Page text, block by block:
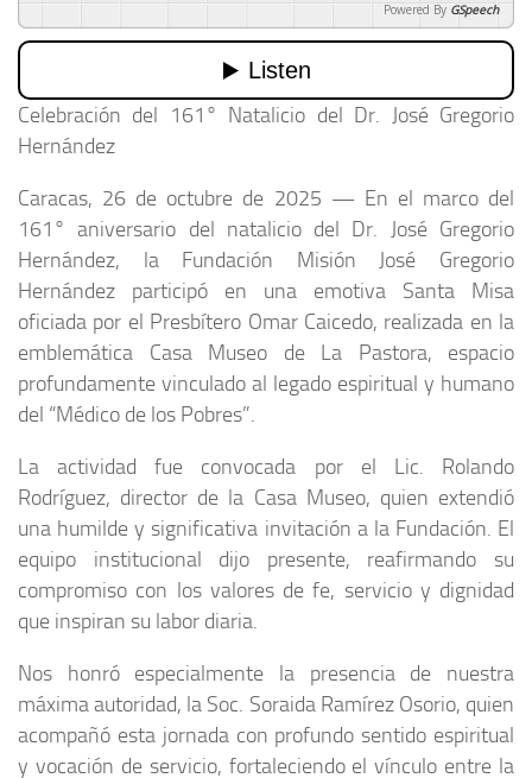
Powered By GSpeech
Celebración del 161° Natalicio del Dr. José Gregorio
Hernández
Caracas, 26 de octubre de 2025 — En el marco del
161° aniversario del natalicio del Dr. José Gregorio
Hernández, la Fundación Misión José Gregorio
Hernández participó en una emotiva Santa Misa
oficiada por el Presbítero Omar Caicedo, realizada en la
emblemática Casa Museo de La Pastora, espacio
profundamente vinculado al legado espiritual y humano
del “Médico de los Pobres”.
La actividad fue convocada por el Lic. Rolando
Rodríguez, director de la Casa Museo, quien extendió
una humilde y significativa invitación a la Fundación. El
equipo institucional dijo presente, reafirmando su
compromiso con los valores de fe, servicio y dignidad
que inspiran su labor diaria.
Nos honró especialmente la presencia de nuestra
máxima autoridad, la Soc. Soraida Ramírez Osorio, quien
acompañó esta jornada con profundo sentido espiritual
y vocación de servicio, fortaleciendo el vínculo entre la